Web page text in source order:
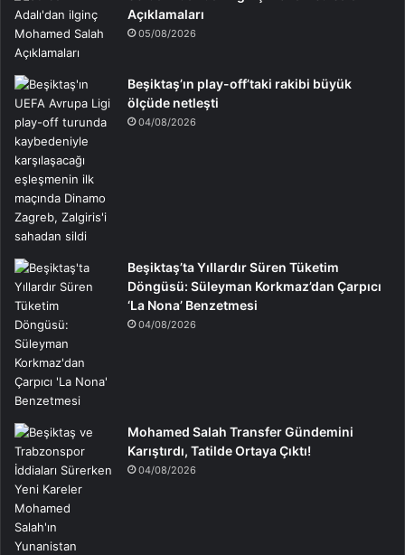
Açıklamaları
05/08/2026
Beşiktaş’ın play-off’taki rakibi büyük
ölçüde netleşti
04/08/2026
Beşiktaş’ta Yıllardır Süren Tüketim
Döngüsü: Süleyman Korkmaz’dan Çarpıcı
‘La Nona’ Benzetmesi
04/08/2026
Mohamed Salah Transfer Gündemini
Karıştırdı, Tatilde Ortaya Çıktı!
04/08/2026